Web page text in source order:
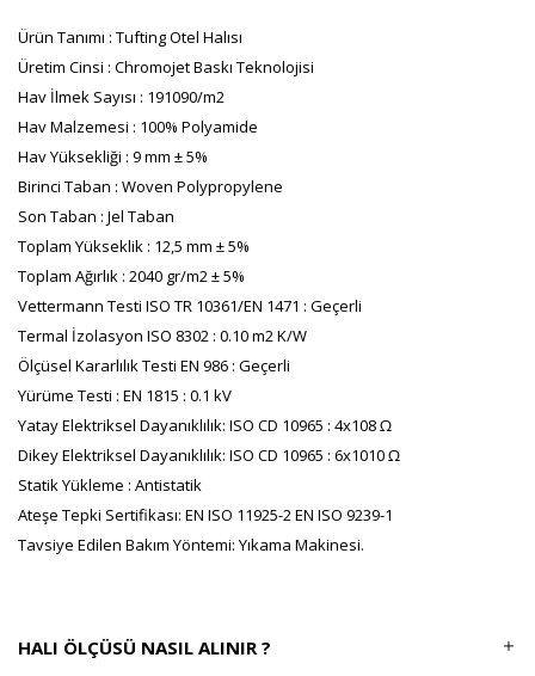
Ürün Tanımı : Tufting Otel Halısı
Üretim Cinsi : Chromojet Baskı Teknolojisi
Hav İlmek Sayısı : 191090/m2
Hav Malzemesi : 100% Polyamide
Hav Yüksekliği : 9 mm ± 5%
Birinci Taban : Woven Polypropylene
Son Taban : Jel Taban
Toplam Yükseklik : 12,5 mm ± 5%
Toplam Ağırlık : 2040 gr/m2 ± 5%
Vettermann Testi ISO TR 10361/EN 1471 : Geçerli
Termal İzolasyon ISO 8302 : 0.10 m2 K/W
Ölçüsel Kararlılık Testi EN 986 : Geçerli
Yürüme Testi : EN 1815 : 0.1 kV
Yatay Elektriksel Dayanıklılık: ISO CD 10965 : 4x108 Ω
Dikey Elektriksel Dayanıklılık: ISO CD 10965 : 6x1010 Ω
Statik Yükleme : Antistatik
Ateşe Tepki Sertifikası: EN ISO 11925-2 EN ISO 9239-1
Tavsiye Edilen Bakım Yöntemi: Yıkama Makinesi.
HALI ÖLÇÜSÜ NASIL ALINIR ?